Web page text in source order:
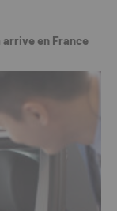
arrive en France